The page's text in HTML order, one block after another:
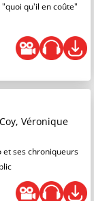
qu'il en coûte"
Véronique
et ses chroniqueurs